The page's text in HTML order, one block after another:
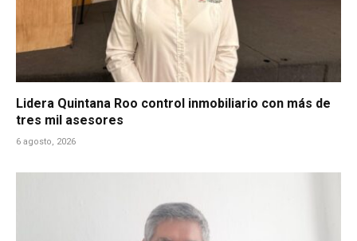
Lidera Quintana Roo control inmobiliario con más de
tres mil asesores
6 agosto, 2026